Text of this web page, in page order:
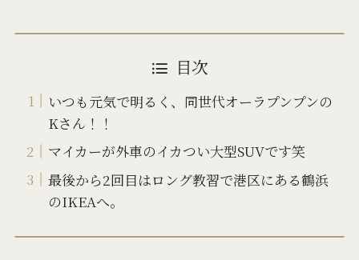
目次
いつも元気で明るく、同世代オーラプンプンの
Kさん！！
マイカーが外車のイカつい大型SUVです笑
最後から2回目はロング教習で港区にある鶴浜
のIKEAへ。